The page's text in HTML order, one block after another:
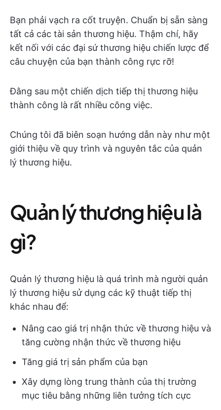
Bạn phải vạch ra cốt truyện. Chuẩn bị sẵn sàng
tất cả các tài sản thương hiệu. Thậm chí, hãy
kết nối với các đại sứ thương hiệu chiến lược để
câu chuyện của bạn thành công rực rỡ!
Đằng sau một chiến dịch tiếp thị thương hiệu
thành công là rất nhiều công việc.
Chúng tôi đã biên soạn hướng dẫn này như một
giới thiệu về quy trình và nguyên tắc của quản
lý thương hiệu.
Quản lý thương hiệu là
gì?
Quản lý thương hiệu là quá trình mà người quản
lý thương hiệu sử dụng các kỹ thuật tiếp thị
khác nhau để:
Nâng cao giá trị nhận thức về thương hiệu và
tăng cường nhận thức về thương hiệu
Tăng giá trị sản phẩm của bạn
Xây dựng lòng trung thành của thị trường
mục tiêu bằng những liên tưởng tích cực